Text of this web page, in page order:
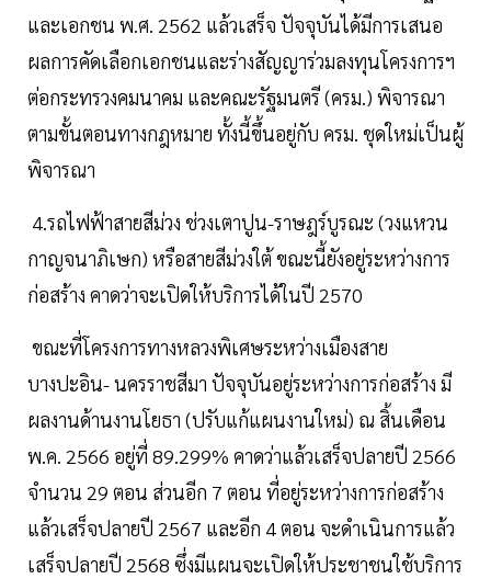
และเอกชน พ.ศ. 2562 แล้วเสร็จ ปัจจุบันได้มีการเสนอ
ผลการคัดเลือกเอกชนและร่างสัญญาร่วมลงทุนโครงการฯ
ต่อกระทรวงคมนาคม และคณะรัฐมนตรี (ครม.) พิจารณา
ตามขั้นตอนทางกฎหมาย ทั้งนี้ขึ้นอยู่กับ ครม. ชุดใหม่เป็นผู้
พิจารณา
4.รถไฟฟ้าสายสีม่วง ช่วงเตาปูน-ราษฎร์บูรณะ (วงแหวน
กาญจนาภิเษก) หรือสายสีม่วงใต้ ขณะนี้ยังอยู่ระหว่างการ
ก่อสร้าง คาดว่าจะเปิดให้บริการได้ในปี 2570
ขณะที่โครงการทางหลวงพิเศษระหว่างเมืองสาย
บางปะอิน- นครราชสีมา ปัจจุบันอยู่ระหว่างการก่อสร้าง มี
ผลงานด้านงานโยธา (ปรับแก้แผนงานใหม่) ณ สิ้นเดือน
พ.ค. 2566 อยู่ที่ 89.299% คาดว่าแล้วเสร็จปลายปี 2566
จำนวน 29 ตอน ส่วนอีก 7 ตอน ที่อยู่ระหว่างการก่อสร้าง
แล้วเสร็จปลายปี 2567 และอีก 4 ตอน จะดำเนินการแล้ว
เสร็จปลายปี 2568 ซึ่งมีแผนจะเปิดให้ประชาชนใช้บริการ